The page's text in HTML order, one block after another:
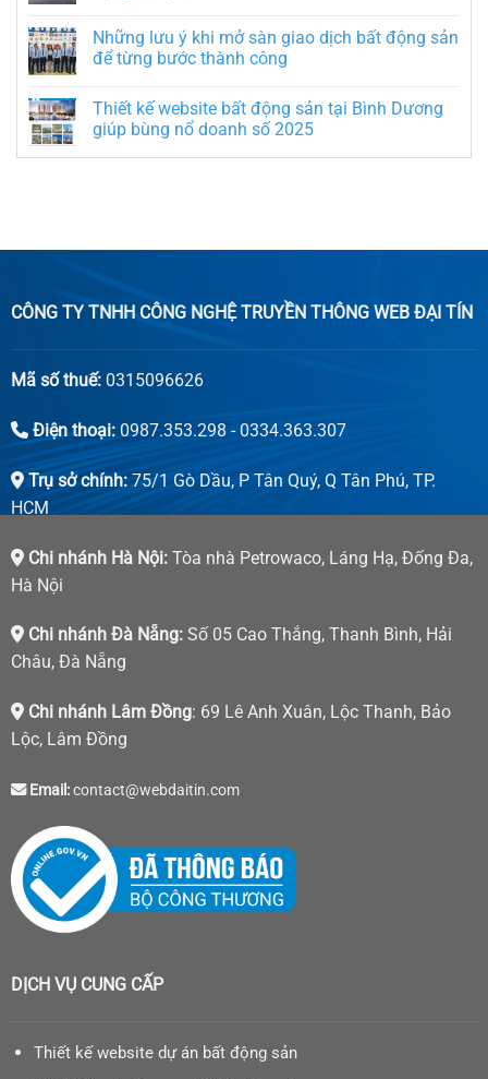
Những lưu ý khi mở sàn giao dịch bất động sản
để từng bước thành công
Thiết kế website bất động sản tại Bình Dương
giúp bùng nổ doanh số 2025
CÔNG TY TNHH CÔNG NGHỆ TRUYỀN THÔNG WEB ĐẠI TÍN
Mã số thuế:0315096626
Điện thoại:0987.353.298 - 0334.363.307
Trụ sở chính:75/1 Gò Dầu, P Tân Quý, Q Tân Phú, TP.
HCM
Chi nhánh Hà Nội:Tòa nhà Petrowaco, Láng Hạ, Đống Đa,
Hà Nội
Chi nhánh Đà Nẵng:Số 05 Cao Thắng, Thanh Bình, Hải
Châu, Đà Nẵng
Chi nhánh Lâm Đồng: 69 Lê Anh Xuân, Lộc Thanh, Bảo
Lộc, Lâm Đồng
Email:contact@webdaitin.com
DỊCH VỤ CUNG CẤP
Thiết kế website dự án bất động sản